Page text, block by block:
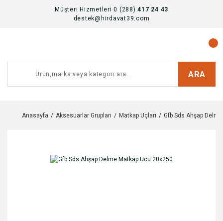
Müşteri Hizmetleri 0 (288)417 24 43
destek@hirdavat39.com
ARA
Anasayfa Aksesuarlar Grupları Matkap Uçları Gfb Sds Ahşap